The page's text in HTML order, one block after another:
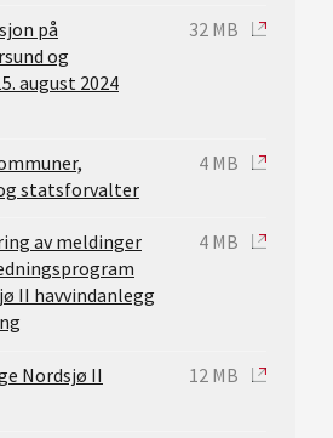
på
og
august 2024
32 MB
statsforvalter
4 MB
av meldinger
II havvindanlegg
4 MB
Nordsjø II
12 MB